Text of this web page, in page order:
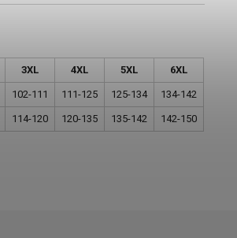
3XL 4XL 5XL 6XL
102-111 111-125 125-134 134-142
114-120 120-135 135-142 142-150